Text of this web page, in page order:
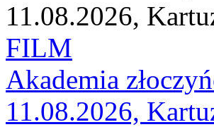
11.08.2026,
FILM
Akademia
11.08.2026,